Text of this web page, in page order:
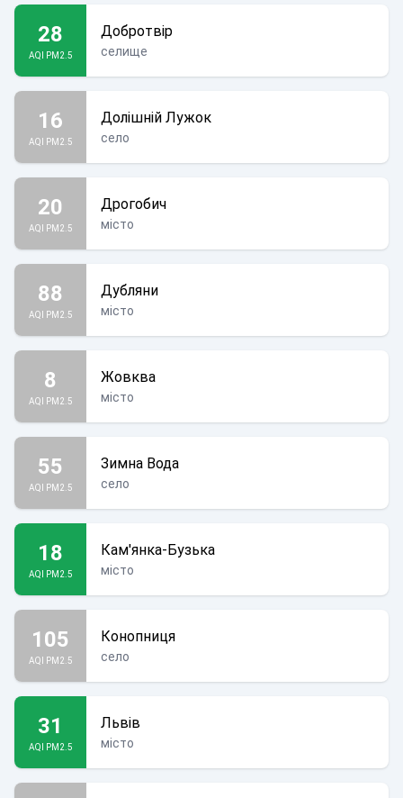
28
AQI PM2.5
Добротвір
селище
16
AQI PM2.5
Долішній Лужок
село
20
AQI PM2.5
Дрогобич
місто
88
AQI PM2.5
Дубляни
місто
8
AQI PM2.5
Жовква
місто
55
AQI PM2.5
Зимна Вода
село
18
AQI PM2.5
Кам'янка-Бузька
місто
105
AQI PM2.5
Конопниця
село
31
AQI PM2.5
Львів
місто